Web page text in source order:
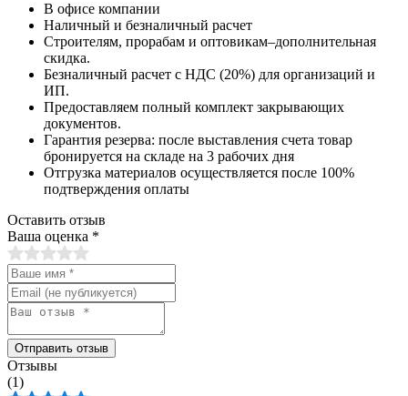
В офисе компании
Наличный и безналичный расчет
Строителям, прорабам и оптовикам–дополнительная
скидка.
Безналичный расчет с НДС (20%) для организаций и
ИП.
Предоставляем полный комплект закрывающих
документов.
Гарантия резерва: после выставления счета товар
бронируется на складе на 3 рабочих дня
Отгрузка материалов осуществляется после 100%
подтверждения оплаты
Оставить отзыв
Ваша оценка *
Отправить отзыв
Отзывы
(1)